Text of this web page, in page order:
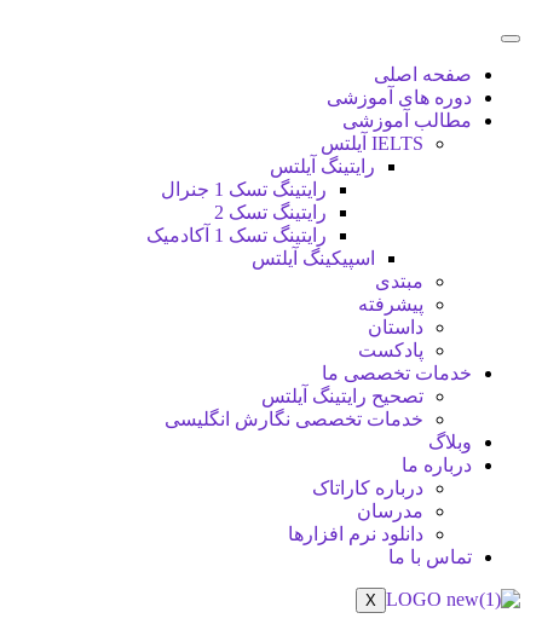
صفحه اصلی
دوره های آموزشی
مطالب آموزشی
IELTS آیلتس
رایتینگ آیلتس
رایتینگ تسک 1 جنرال
رایتینگ تسک 2
رایتینگ تسک 1 آکادمیک
اسپیکینگ آیلتس
مبتدی
پیشرفته
داستان
پادکست
خدمات تخصصی ما
تصحیح رایتینگ آیلتس
خدمات تخصصی نگارش انگلیسی
وبلاگ
درباره ما
درباره کاراتاک
مدرسان
دانلود نرم افزارها
تماس با ما
X